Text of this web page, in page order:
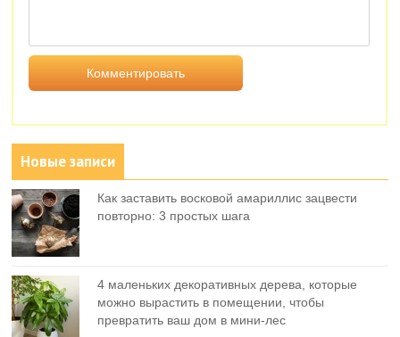
Новые записи
Как заставить восковой амариллис зацвести
повторно: 3 простых шага
4 маленьких декоративных дерева, которые
можно вырастить в помещении, чтобы
превратить ваш дом в мини-лес